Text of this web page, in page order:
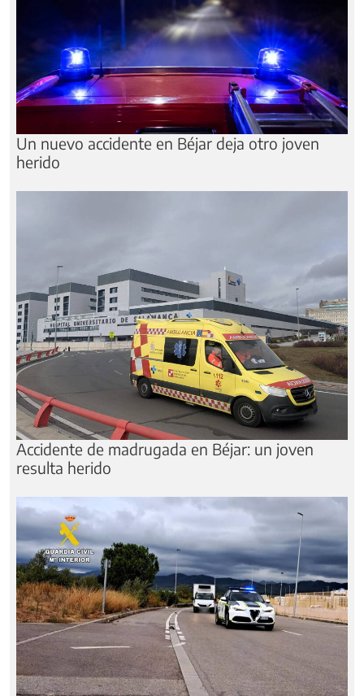
Un nuevo accidente en Béjar deja otro joven
herido
Accidente de madrugada en Béjar: un joven
resulta herido